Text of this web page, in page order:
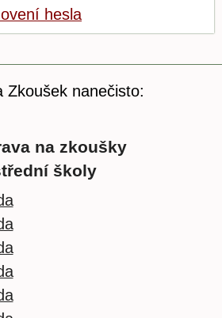
hesla
Zkoušek nanečisto:
na zkoušky
školy